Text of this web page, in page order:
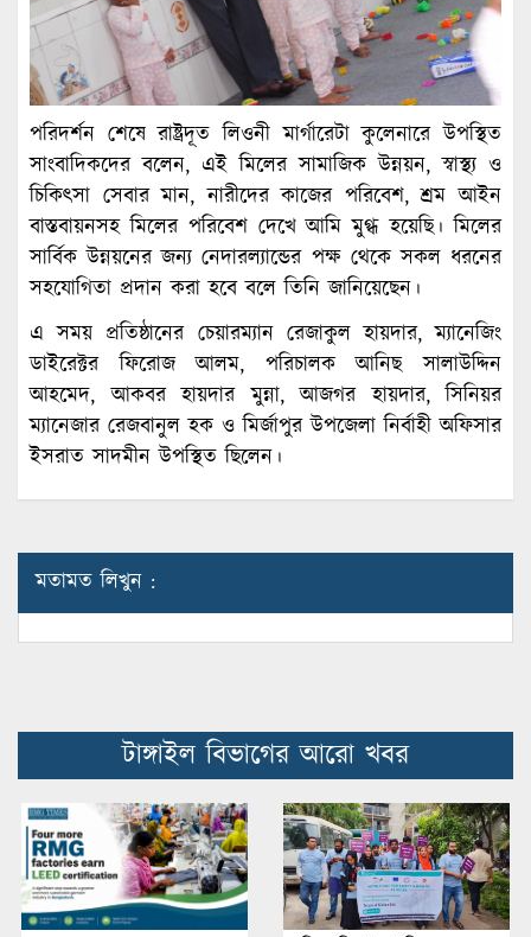
পরিদর্শন শেষে রাষ্ট্রদূত লিওনী মার্গারেটা কুলেনারে উপস্থিত
সাংবাদিকদের বলেন, এই মিলের সামাজিক উন্নয়ন, স্বাস্থ্য ও
চিকিৎসা সেবার মান, নারীদের কাজের পরিবেশ, শ্রম আইন
বাস্তবায়নসহ মিলের পরিবেশ দেখে আমি মুগ্ধ হয়েছি। মিলের
সার্বিক উন্নয়নের জন্য নেদারল্যান্ডের পক্ষ থেকে সকল ধরনের
সহযোগিতা প্রদান করা হবে বলে তিনি জানিয়েছেন।
এ সময় প্রতিষ্ঠানের চেয়ারম্যান রেজাকুল হায়দার, ম্যানেজিং
ডাইরেক্টর ফিরোজ আলম, পরিচালক আনিছ সালাউদ্দিন
আহমেদ, আকবর হায়দার মুন্না, আজগর হায়দার, সিনিয়র
ম্যানেজার রেজবানুল হক ও মির্জাপুর উপজেলা নির্বাহী অফিসার
ইসরাত সাদমীন উপস্থিত ছিলেন।
মতামত লিখুন :
টাঙ্গাইল বিভাগের আরো খবর